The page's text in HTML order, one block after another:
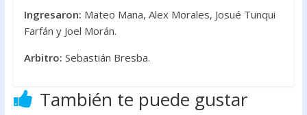
Ingresaron: Mateo Mana, Alex Morales, Josué Tunqui
Farfán y Joel Morán.
Arbitro: Sebastián Bresba.
También te puede gustar